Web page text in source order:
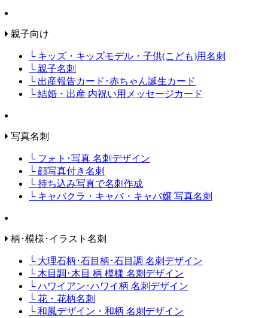
親子向け
└ キッズ・キッズモデル・子供(こども)用名刺
└ 親子名刺
└ 出産報告カード･赤ちゃん誕生カード
└ 結婚・出産 内祝い用メッセージカード
写真名刺
└ フォト･写真 名刺デザイン
└ 顔写真付き名刺
└ 持ち込み写真で名刺作成
└ キャバクラ・キャバ・キャバ嬢 写真名刺
柄･模様･イラスト名刺
└ 大理石柄･石目柄･石目調 名刺デザイン
└ 木目調･木目 柄 模様 名刺デザイン
└ ハワイアン･ハワイ柄 名刺デザイン
└ 花・花柄名刺
└ 和風デザイン・和柄 名刺デザイン